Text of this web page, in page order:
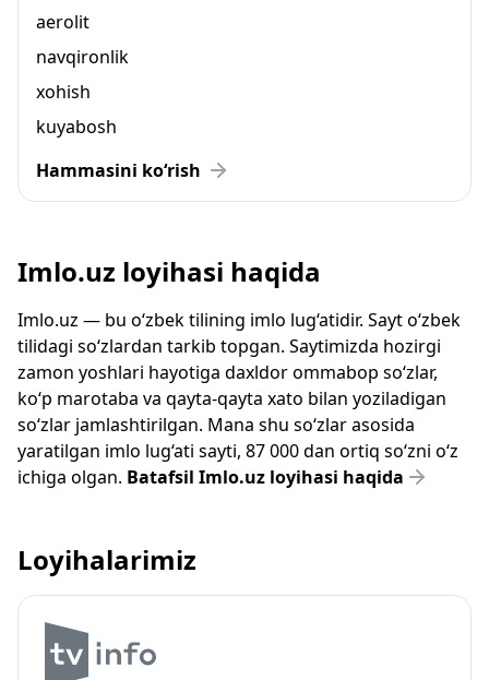
aerolit
navqironlik
xohish
kuyabosh
Hammasini ko‘rish
Imlo.uz loyihasi haqida
Imlo.uz — bu o‘zbek tilining imlo lug‘atidir. Sayt o‘zbek
tilidagi so‘zlardan tarkib topgan. Saytimizda hozirgi
zamon yoshlari hayotiga daxldor ommabop so‘zlar,
ko‘p marotaba va qayta-qayta xato bilan yoziladigan
so‘zlar jamlashtirilgan. Mana shu so‘zlar asosida
yaratilgan imlo lug‘ati sayti, 87 000 dan ortiq so‘zni o‘z
ichiga olgan. Batafsil Imlo.uz loyihasi haqida
Loyihalarimiz